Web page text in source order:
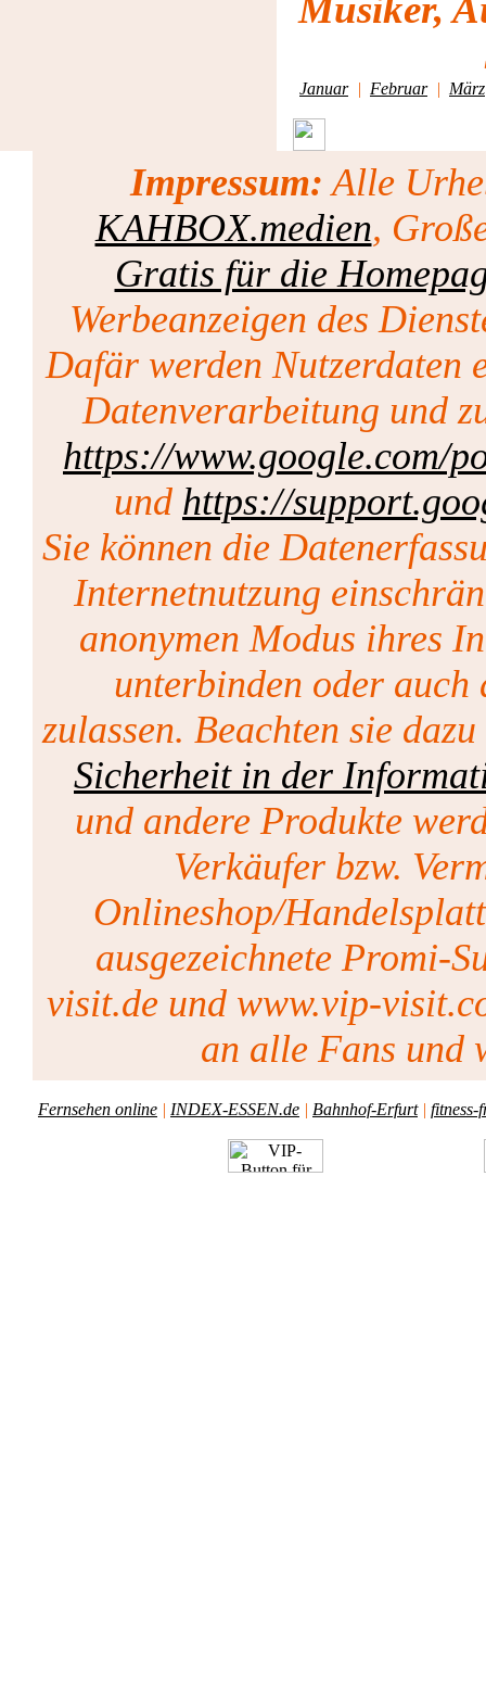
Musiker,
Januar| Februar| März
Impressum: Alle
KAHBOX.medien,
Gratis für die
Werbeanzeigen des
Dafär werden Nutzerdaten
Datenverarbeitung und
https://www.google.com/
und https://
Sie können die
Internetnutzung
anonymen Modus ihres
unterbinden oder auch
zulassen. Beachten sie
Sicherheit in der
und andere Produkte
Verkäufer bzw.
Onlineshop/
ausgezeichnete Promi-
visit.de und www.vip-
an alle Fans und
Fernsehen online | INDEX-ESSEN.de | Bahnhof-Erfurt| fitness-